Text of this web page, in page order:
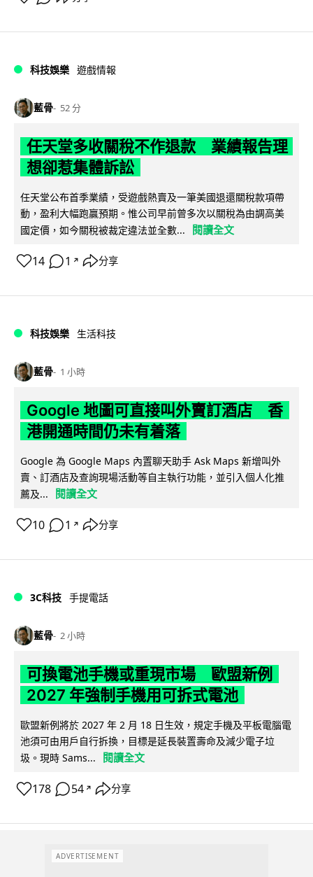
科技娛樂 遊戲情報
藍骨 52 分
任天堂多收關稅不作退款 業績報告理
想卻惹集體訴訟
任天堂公布首季業績，受遊戲熱賣及一筆美國退還關稅款項帶
動，盈利大幅跑贏預期。惟公司早前曾多次以關稅為由調高美
國定價，如今關稅被裁定違法並全數...
閱讀全文
14 1 ↗ 分享
科技娛樂 生活科技
藍骨 1 小時
Google 地圖可直接叫外賣訂酒店 香
港開通時間仍未有着落
Google 為 Google Maps 內置聊天助手 Ask Maps 新增叫外
賣、訂酒店及查詢現場活動等自主執行功能，並引入個人化推
薦及...
閱讀全文
10 1 ↗ 分享
3C科技 手提電話
藍骨 2 小時
可換電池手機或重現市場 歐盟新例
2027 年強制手機用可拆式電池
歐盟新例將於 2027 年 2 月 18 日生效，規定手機及平板電腦電
池須可由用戶自行拆換，目標是延長裝置壽命及減少電子垃
圾。現時 Sams...
閱讀全文
178 54 ↗ 分享
ADVERTISEMENT